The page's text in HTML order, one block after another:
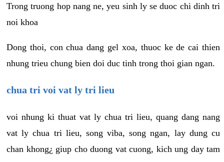
Trong truong hop nang ne, yeu sinh ly se duoc chi dinh tri
noi khoa
Dong thoi, con chua dang gel xoa, thuoc ke de cai thien
nhung trieu chung bien doi duc tinh trong thoi gian ngan.
chua tri voi vat ly tri lieu
voi nhung ki thuat vat ly chua tri lieu, quang dang nang
vat ly chua tri lieu, song viba, song ngan, lay dung cu
chan khong¿ giup cho duong vat cuong, kich ung day tam